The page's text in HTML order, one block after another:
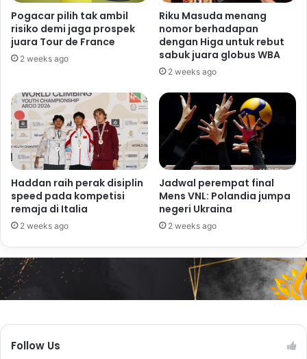
Pogacar pilih tak ambil
risiko demi jaga prospek
juara Tour de France
2 weeks ago
Riku Masuda menang
nomor berhadapan
dengan Higa untuk rebut
sabuk juara globus WBA
2 weeks ago
Haddan raih perak disiplin
speed pada kompetisi
remaja di Italia
2 weeks ago
Jadwal perempat final
Mens VNL: Polandia jumpa
negeri Ukraina
2 weeks ago
Follow Us